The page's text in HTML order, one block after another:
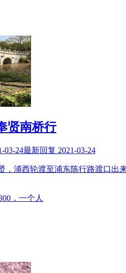
贤南桥行
03-24最新回复 2021-03-24
，浦西轮渡至浦东陈行路渡口出
，一个人